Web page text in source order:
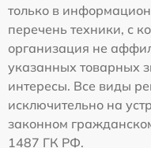
только в
перечень техники, с
организация не
указанных товарных
интересы. Все виды
исключительно на
законном гражданском
1487 ГК РФ.